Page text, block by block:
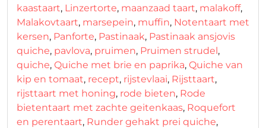
kaastaart, Linzertorte, maanzaad taart, malakoff,
Malakovtaart, marsepein, muffin, Notentaart met
kersen, Panforte, Pastinaak, Pastinaak ansjovis
quiche, pavlova, pruimen, Pruimen strudel,
quiche, Quiche met brie en paprika, Quiche van
kip en tomaat, recept, rijstevlaai, Rijsttaart,
rijsttaart met honing, rode bieten, Rode
bietentaart met zachte geitenkaas, Roquefort
en perentaart, Runder gehakt prei quiche,